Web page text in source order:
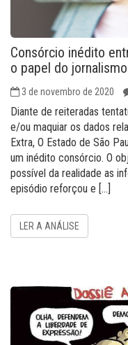
Consórcio inédito
o papel do
3 de novembro de 2020
Diante de reiteradas
e/ou maquiar os dados
Extra, O Estado de São
um inédito consórcio. O
possível da realidade as
episódio reforçou e […]
LER A ANÁLISE